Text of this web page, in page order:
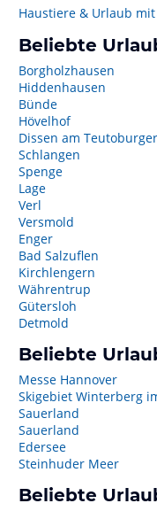
Haustiere & Urlaub
Beliebte
Borgholzhausen
Hiddenhausen
Bünde
Hövelhof
Dissen am
Schlangen
Spenge
Lage
Verl
Versmold
Enger
Bad Salzuflen
Kirchlengern
Währentrup
Gütersloh
Detmold
Beliebte
Messe Hannover
Skigebiet Winterberg
Sauerland
Sauerland
Edersee
Steinhuder Meer
Beliebte